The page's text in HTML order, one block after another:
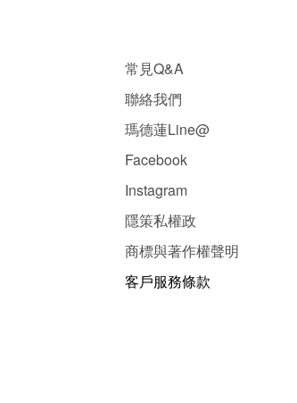
常見Q&A
聯絡我們
瑪德蓮Line@
Facebook
Instagram
隱策私權政
商標與著作權聲明
客戶服務條款